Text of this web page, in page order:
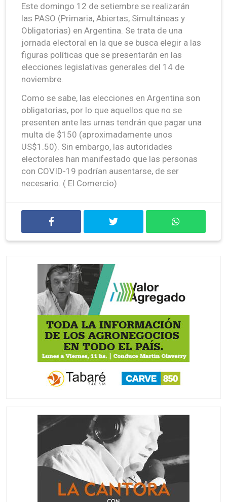
Este domingo 12 de setiembre se realizarán
las PASO (Primaria, Abiertas, Simultáneas y
Obligatorias) en Argentina. Se trata de una
jornada electoral en la que se busca elegir a las
figuras políticas que se presentarán en las
elecciones legislativas generales del 14 de
noviembre.
Como se sabe, las elecciones en Argentina son
obligatorias, por lo que aquellos que no se
presenten ante las urnas tendrán que pagar una
multa de $150 (aproximadamente unos
US$1.50). Sin embargo, las autoridades
electorales han manifestado que las personas
con COVID-19 podrían ausentarse, de ser
necesario. ( El Comercio)